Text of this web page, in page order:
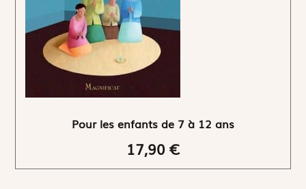
Pour les enfants de 7 à 12 ans
17,90 €